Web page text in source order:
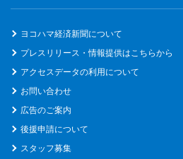
ヨコハマ経済新聞について
プレスリリース・情報提供はこちらから
アクセスデータの利用について
お問い合わせ
広告のご案内
後援申請について
スタッフ募集